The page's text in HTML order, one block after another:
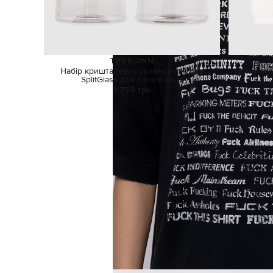
TREBONN
Набір кришталевих склянок-келихів
SplitGlass для білого вина
1 759 грн
Білий